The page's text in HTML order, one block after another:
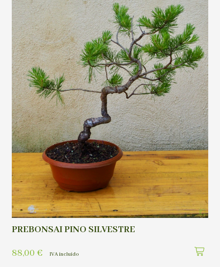
PREBONSAI PINO SILVESTRE
88,00 € IVA incluído